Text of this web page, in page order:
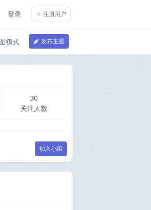
登录 注册用户
模式 发布主题
30
关注人数
加入小组